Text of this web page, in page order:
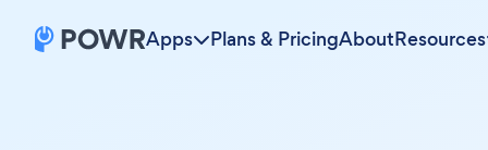
Apps Plans & PricingAboutResources